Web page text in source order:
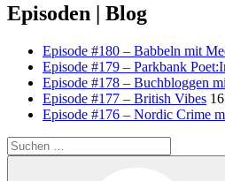
Episoden | Blog
Episode #180 – Babbeln mit
Episode #179 – Parkbank
Episode #178 – Buchbloggen
Episode #177 – British Vibes
Episode #176 – Nordic Crime
Suchen
nach: